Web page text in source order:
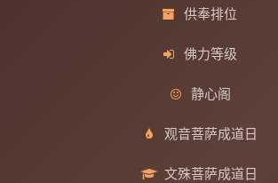
供奉排位
佛力等级
静心阁
观音菩萨成道日
文殊菩萨成道日